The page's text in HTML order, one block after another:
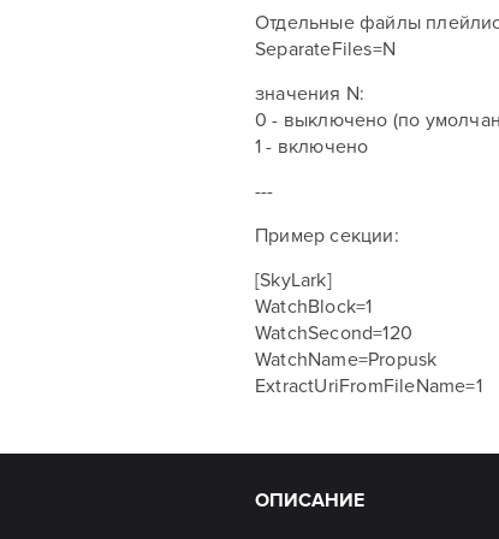
Отдельные файлы
SeparateFiles=N
значения N:
0 - выключено (по
1 - включено
---
Пример секции:
[SkyLark]
WatchBlock=1
WatchSecond=120
WatchName=Propusk
ExtractUriFromFileName=1
ОПИСАНИЕ